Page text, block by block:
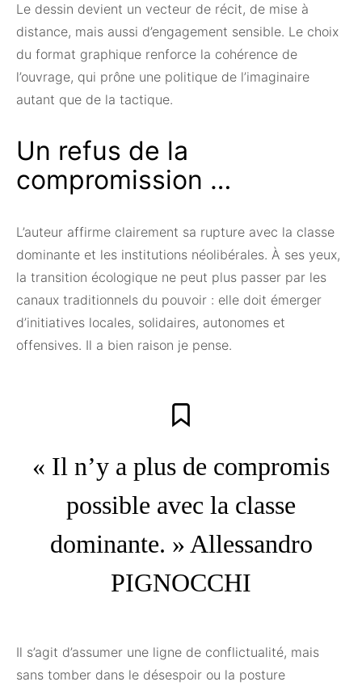
Le dessin devient un vecteur de récit, de mise à
distance, mais aussi d’engagement sensible. Le choix
du format graphique renforce la cohérence de
l’ouvrage, qui prône une politique de l’imaginaire
autant que de la tactique.
Un refus de la
compromission …
L’auteur affirme clairement sa rupture avec la classe
dominante et les institutions néolibérales. À ses yeux,
la transition écologique ne peut plus passer par les
canaux traditionnels du pouvoir : elle doit émerger
d’initiatives locales, solidaires, autonomes et
offensives. Il a bien raison je pense.
« Il n’y a plus de compromis
possible avec la classe
dominante. » Allessandro
PIGNOCCHI
Il s’agit d’assumer une ligne de conflictualité, mais
sans tomber dans le désespoir ou la posture